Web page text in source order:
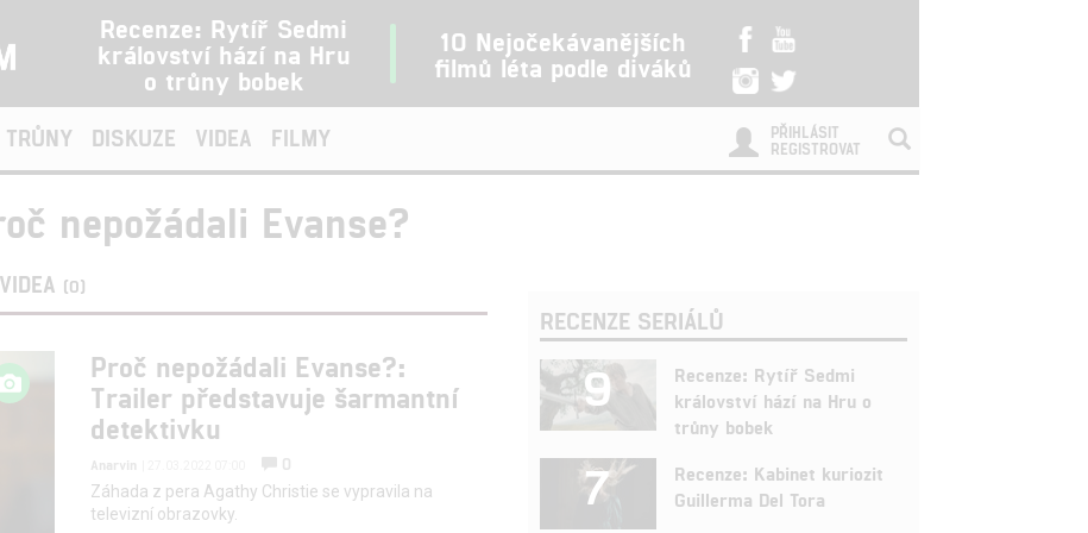
Recenze: Rytíř Sedmi
království hází na Hru
o trůny bobek
10 Nejočekávanějších
filmů léta podle diváků
TRŮNY DISKUZE VIDEA FILMY
PŘIHLÁSIT
REGISTROVAT
nepožádali Evanse?
VIDEA (0)
Proč nepožádali Evanse?:
Trailer představuje šarmantní
detektivku
Anarvin
0
Záhada z pera Agathy Christie se vypravila na
televizní obrazovky.
RECENZE SERIÁLŮ
9
Recenze: Rytíř Sedmi
království hází na Hru o
trůny bobek
7
Recenze: Kabinet kuriozit
Guillerma Del Tora